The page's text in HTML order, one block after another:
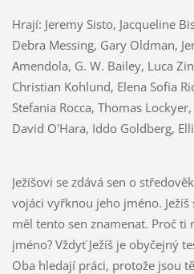
Hrají: Jeremy Sisto, Jacqueline
Debra Messing, Gary Oldman,
Amendola, G. W. Bailey, Luca
Christian Kohlund, Elena Sofia
Stefania Rocca, Thomas
David O'Hara, Iddo Goldberg,
Ježíšovi se zdává sen o
vojáci vyřknou jeho jméno.
měl tento sen znamenat. Proč
jméno? Vždyť Ježíš je obyčejný
Oba hledají práci, protože jsou